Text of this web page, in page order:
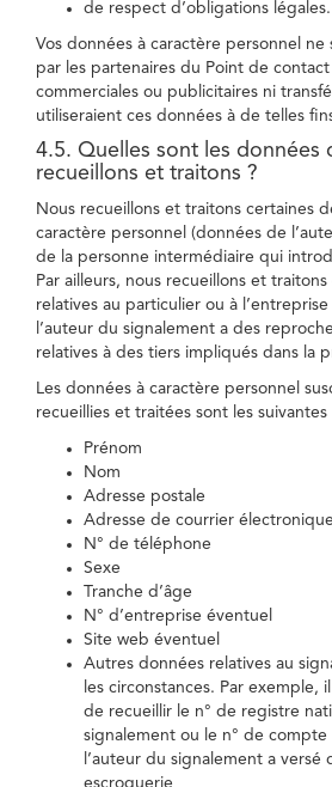
de respect d’obligations légales.
Vos données à caractère personnel ne
par les partenaires du Point de
commerciales ou publicitaires ni
utiliseraient ces données à de telles
4.5. Quelles sont les données
recueillons et traitons ?
Nous recueillons et traitons certaines
caractère personnel (données de
de la personne intermédiaire qui
Par ailleurs, nous recueillons et
relatives au particulier ou à
l’auteur du signalement a des
relatives à des tiers impliqués dans la
Les données à caractère personnel
recueillies et traitées sont les suivantes
Prénom
Nom
Adresse postale
Adresse de courrier électronique
N° de téléphone
Sexe
Tranche d’âge
N° d’entreprise éventuel
Site web éventuel
Autres données relatives au
les circonstances. Par exemple,
de recueillir le n° de registre
signalement ou le n° de compte
l’auteur du signalement a versé
escroquerie